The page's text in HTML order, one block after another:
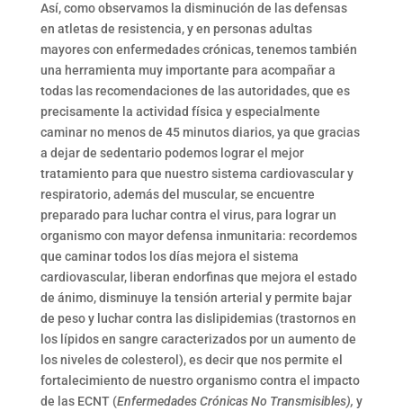
Así, como observamos la disminución de las defensas
en atletas de resistencia, y en personas adultas
mayores con enfermedades crónicas, tenemos también
una herramienta muy importante para acompañar a
todas las recomendaciones de las autoridades, que es
precisamente la actividad física y especialmente
caminar no menos de 45 minutos diarios, ya que gracias
a dejar de sedentario podemos lograr el mejor
tratamiento para que nuestro sistema cardiovascular y
respiratorio, además del muscular, se encuentre
preparado para luchar contra el virus, para lograr un
organismo con mayor defensa inmunitaria: recordemos
que caminar todos los días mejora el sistema
cardiovascular, liberan endorfinas que mejora el estado
de ánimo, disminuye la tensión arterial y permite bajar
de peso y luchar contra las dislipidemias (trastornos en
los lípidos en sangre caracterizados por un aumento de
los niveles de colesterol), es decir que nos permite el
fortalecimiento de nuestro organismo contra el impacto
de las ECNT (Enfermedades Crónicas No Transmisibles), y